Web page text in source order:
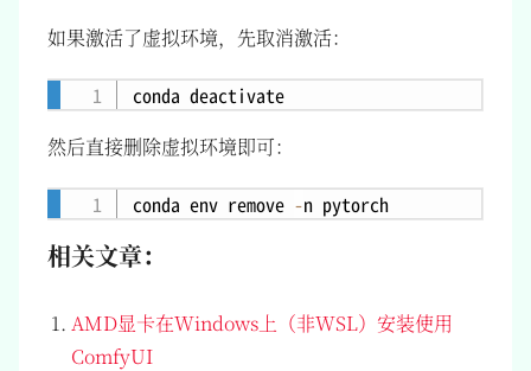
如果激活了虚拟环境，先取消激活：
conda deactivate
然后直接删除虚拟环境即可：
conda env remove - n pytorch
相关文章：
AMD显卡在Windows上（非WSL）安装使用
ComfyUI